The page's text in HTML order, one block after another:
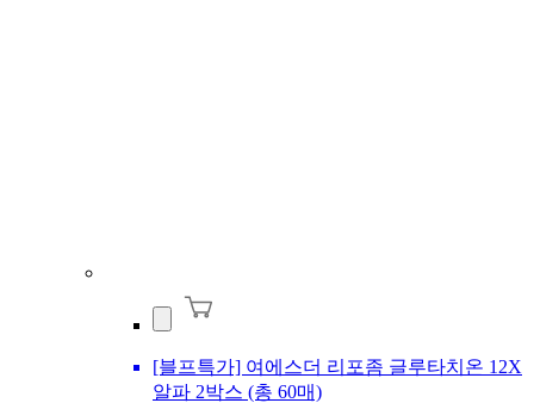
[블프특가] 여에스더 리포좀 글루타치온 12X
알파 2박스 (총 60매)